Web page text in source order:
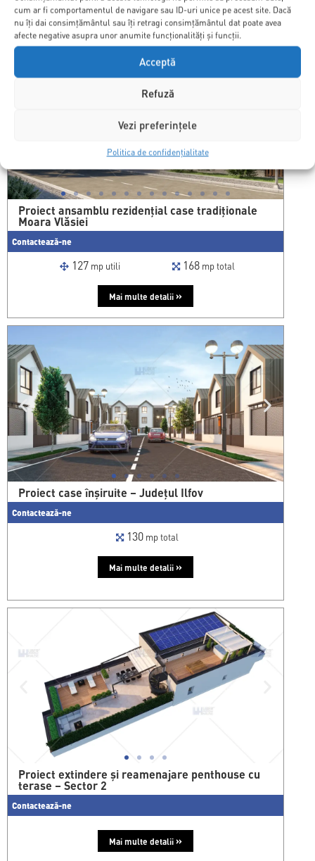
cum ar fi comportamentul de navigare sau ID-uri unice pe acest site. Dacă
nu îți dai consimțământul sau îți retragi consimțământul dat poate avea
afecte negative asupra unor anumite funcționalități și funcții.
Acceptă
Refuză
Vezi preferințele
Politica de confidențialitate
Mai multe detalii
Proiect ansamblu rezidențial case tradiționale
Moara Vlăsiei
Contactează-ne
127 mp utili 168 mp total
Mai multe detalii »
Proiect case înșiruite – Județul Ilfov
Contactează-ne
130 mp total
Mai multe detalii »
Proiect extindere și reamenajare penthouse cu
terase – Sector 2
Contactează-ne
Mai multe detalii »